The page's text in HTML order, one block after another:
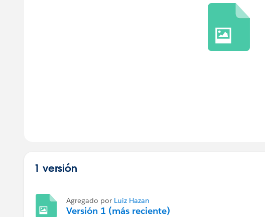
1 versión
Agregado por Luiz Hazan
Versión 1 (más reciente)